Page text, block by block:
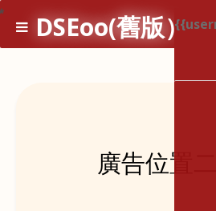
DSEoo(舊版）
廣告位置